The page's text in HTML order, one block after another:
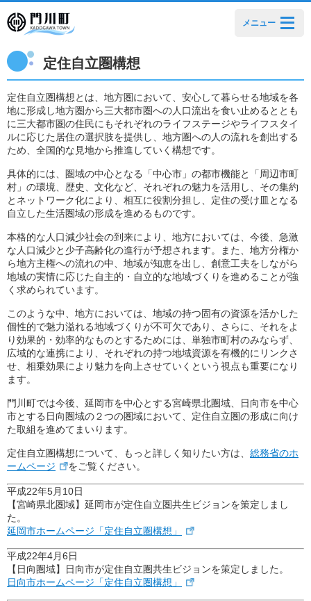
メニュー
定住自立圏構想
定住自立圏構想とは、地方圏において、安心して暮らせる地域を各
地に形成し地方圏から三大都市圏への人口流出を食い止めるととも
に三大都市圏の住民にもそれぞれのライフステージやライフスタイ
ルに応じた居住の選択肢を提供し、地方圏への人の流れを創出する
ため、全国的な見地から推進していく構想です。
具体的には、圏域の中心となる「中心市」の都市機能と「周辺市町
村」の環境、歴史、文化など、それぞれの魅力を活用し、その集約
とネットワーク化により、相互に役割分担し、定住の受け皿となる
自立した生活圏域の形成を進めるものです。
本格的な人口減少社会の到来により、地方においては、今後、急激
な人口減少と少子高齢化の進行が予想されます。また、地方分権か
ら地方主権への流れの中、地域が知恵を出し、創意工夫をしながら
地域の実情に応じた自主的・自立的な地域づくりを進めることが強
く求められています。
このような中、地方においては、地域の持つ固有の資源を活かした
個性的で魅力溢れる地域づくりが不可欠であり、さらに、それをよ
り効果的・効率的なものとするためには、単独市町村のみならず、
広域的な連携により、それぞれの持つ地域資源を有機的にリンクさ
せ、相乗効果により魅力を向上させていくという視点も重要になり
ます。
門川町では今後、延岡市を中心とする宮崎県北圏域、日向市を中心
市とする日向圏域の２つの圏域において、定住自立圏の形成に向け
た取組を進めてまいります。
定住自立圏構想について、もっと詳しく知りたい方は、 総務省のホ
ームページ
をご覧ください。
平成22年5月10日
【宮崎県北圏域】延岡市が定住自立圏共生ビジョンを策定しまし
た。
延岡市ホームページ「定住自立圏構想」
平成22年4月6日
【日向圏域】日向市が定住自立圏共生ビジョンを策定しました。
日向市ホームページ「定住自立圏構想」